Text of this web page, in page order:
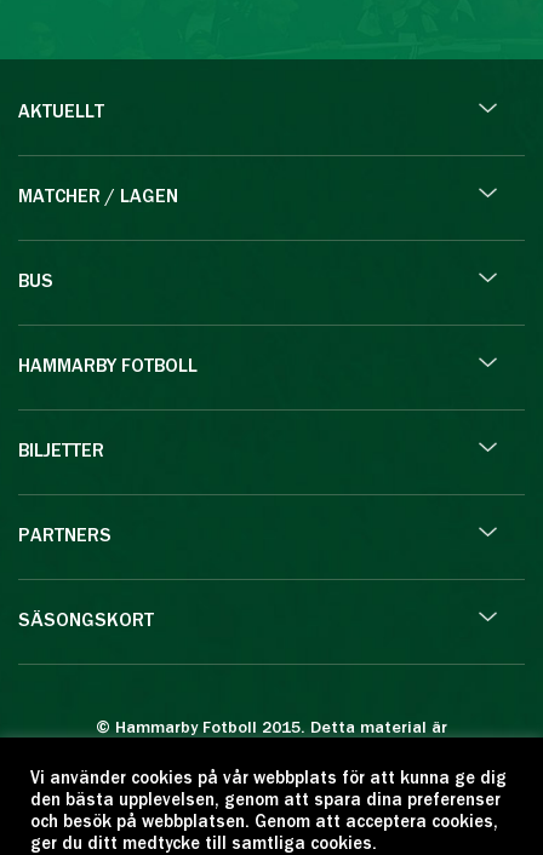
AKTUELLT
MATCHER / LAGEN
BUS
HAMMARBY FOTBOLL
BILJETTER
PARTNERS
SÄSONGSKORT
© Hammarby Fotboll 2015. Detta material är
Eftertryck eller annan kopiering är förbjuden.
Citera oss gärna men ange källan:
www.hammarbyfotboll.se. Ansvarig utgivare:
Vi använder cookies på vår webbplats för att kunna ge dig
den bästa upplevelsen, genom att spara dina preferenser
och besök på webbplatsen. Genom att acceptera cookies,
ger du ditt medtycke till samtliga cookies.